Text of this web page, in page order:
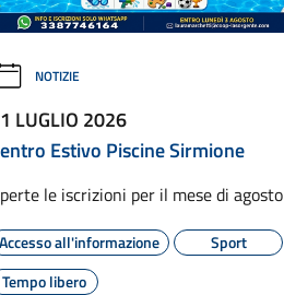
NOTIZIE
LUGLIO 2026
Estivo Piscine Sirmione
le iscrizioni per il mese di agosto
Accesso all'informazione
Sport
Tempo libero